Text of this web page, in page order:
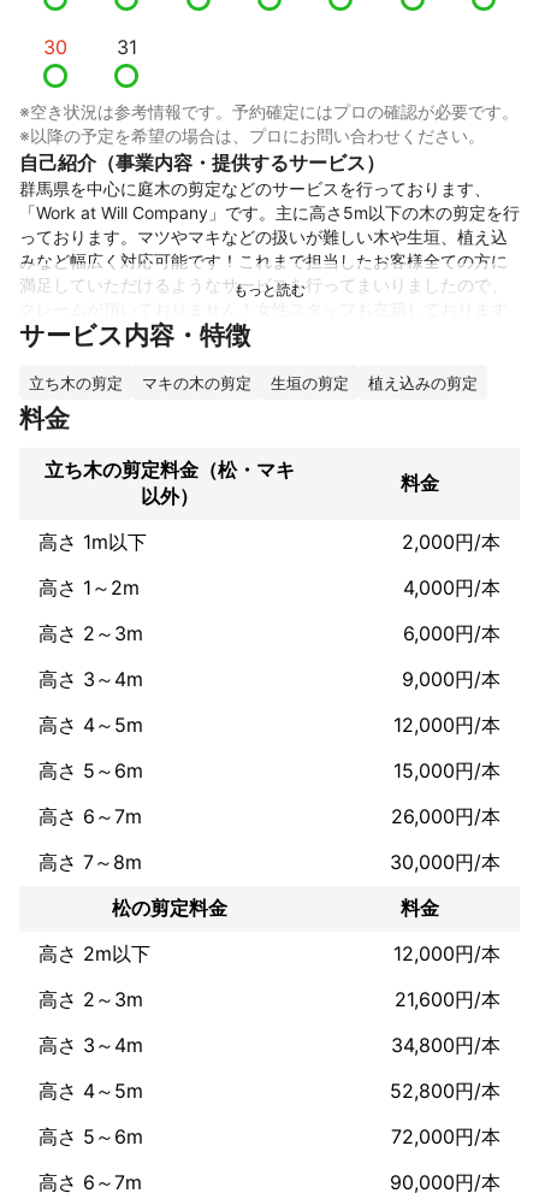
30 31
※空き状況は参考情報です。予約確定にはプロの確認が必要です。
※以降の予定を希望の場合は、プロにお問い合わせください。
自己紹介（事業内容・提供するサービス）
群馬県を中心に庭木の剪定などのサービスを行っております、
「Work at Will Company」です。主に高さ5m以下の木の剪定を行
っております。マツやマキなどの扱いが難しい木や生垣、植え込
みなど幅広く対応可能です！これまで担当したお客様全ての方に
満足していただけるようなサービスを行ってまいりましたので、
ので、一人暮らしの女性のお客様などもお気軽にお問い合わせく
これまでの実績
大手引越し会社で3年、便利屋で3年の経験があります。
古物商も取得してますので買取も可能です。
アピールポイント
ミツモアに登録が最近の事なので口コミがありませんが、
お客様に安心して頂くことを大前提に考えています。
今まで年間便利屋として200件以上の仕事をしてきました。
クレーム0件・女性スタッフ在籍・各種資格習得者在籍・大手引越
し会社出身者在籍・エアコン等の取り外しも可能
サービス内容・特徴
立ち木の剪定 マキの木の剪定 生垣の剪定 植え込みの剪定
料金
立ち木の剪定料金（松・マキ
以外）
料金
高さ 1m以下
2,000円/本
高さ 1～2m
4,000円/本
高さ 2～3m
6,000円/本
高さ 3～4m
9,000円/本
高さ 4～5m
12,000円/本
高さ 5～6m
15,000円/本
高さ 6～7m
26,000円/本
高さ 7～8m
30,000円/本
松の剪定料金
料金
高さ 2m以下
12,000円/本
高さ 2～3m
21,600円/本
高さ 3～4m
34,800円/本
高さ 4～5m
52,800円/本
高さ 5～6m
72,000円/本
高さ 6～7m
90,000円/本